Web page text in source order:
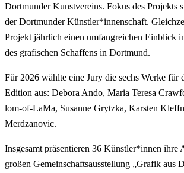
Dortmunder Kunstvereins. Fokus des Projekts
der Dortmunder Künstler*innenschaft.
Projekt jährlich einen umfangreichen Einblick
des grafischen Schaffens in Dortmund.
Für 2026 wählte eine Jury die sechs Werke für
Edition aus: Debora Ando, Maria Teresa
lom-of-LaMa, Susanne Grytzka, Karsten
Merdzanovic.
Insgesamt präsentieren 36 Künstler*innen ihre
großen Gemeinschaftsausstellung „Grafik aus